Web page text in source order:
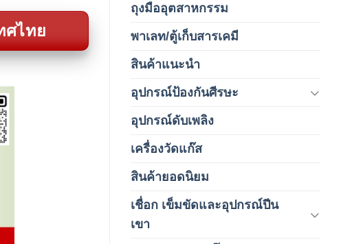
ถุงมืออุตสาหกรรม
พาเลท/ตู้เก็บสารเคมี
สินค้าแนะนำ
อุปกรณ์ป้องกันศีรษะ
อุปกรณ์ดับเพลิง
เครื่องวัดแก๊ส
สินค้ายอดนิยม
เชื่อก เข็มขัดและอุปกรณ์ปีน
เขา
ศไทย